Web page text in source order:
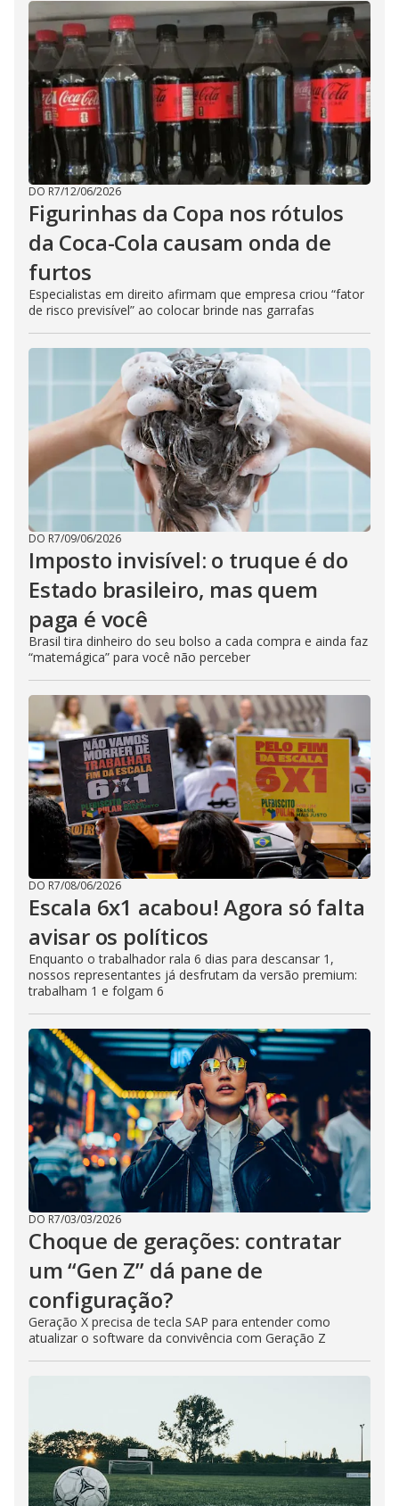
DO R7/12/06/2026
Figurinhas da Copa nos rótulos
da Coca-Cola causam onda de
furtos
Especialistas em direito afirmam que empresa criou “fator
de risco previsível” ao colocar brinde nas garrafas
DO R7/09/06/2026
Imposto invisível: o truque é do
Estado brasileiro, mas quem
paga é você
Brasil tira dinheiro do seu bolso a cada compra e ainda faz
“matemágica” para você não perceber
DO R7/08/06/2026
Escala 6x1 acabou! Agora só falta
avisar os políticos
Enquanto o trabalhador rala 6 dias para descansar 1,
nossos representantes já desfrutam da versão premium:
trabalham 1 e folgam 6
DO R7/03/03/2026
Choque de gerações: contratar
um “Gen Z” dá pane de
configuração?
Geração X precisa de tecla SAP para entender como
atualizar o software da convivência com Geração Z